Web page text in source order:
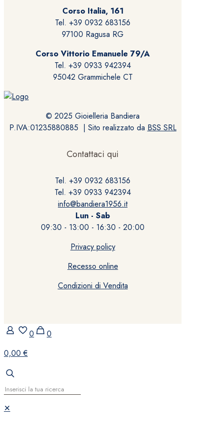
scelte
nella
pagina
prodotto
Corso Italia, 161
Tel. +39 0932 683156
97100 Ragusa RG
Corso Vittorio Emanuele 79/A
Tel. +39 0933 942394
95042 Grammichele CT
© 2025 Gioielleria Bandiera
P.IVA:01235880885 | Sito realizzato da BSS SRL
Contattaci qui
Tel. +39 0932 683156
Tel. +39 0933 942394
info@bandiera1956.it
Lun - Sab
09:30 - 13:00 - 16:30 - 20:00
Privacy policy
Recesso online
Condizioni di Vendita
0
0
0,00 €
✕